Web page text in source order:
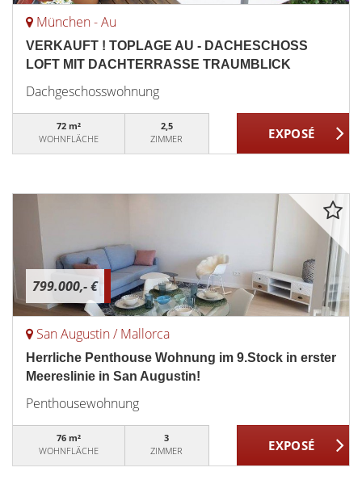
München - Au
VERKAUFT ! TOPLAGE AU - DACHESCHOSS
LOFT MIT DACHTERRASSE TRAUMBLICK
Dachgeschosswohnung
72 m²
WOHNFLÄCHE
2,5
ZIMMER
799.000,- €
San Augustin / Mallorca
Herrliche Penthouse Wohnung im 9.Stock in erster
Meereslinie in San Augustin!
Penthousewohnung
76 m²
WOHNFLÄCHE
3
ZIMMER